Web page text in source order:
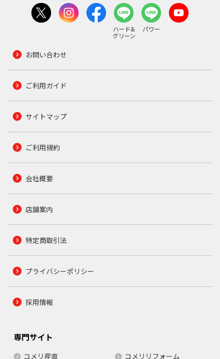
ハード&
グリーン
パワー
お問い合わせ
ご利用ガイド
サイトマップ
ご利用規約
会社概要
店舗案内
特定商取引法
プライバシーポリシー
採用情報
専門サイト
コメリ産直 コメリリフォーム